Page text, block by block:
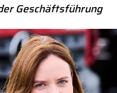
Geschäftsführung